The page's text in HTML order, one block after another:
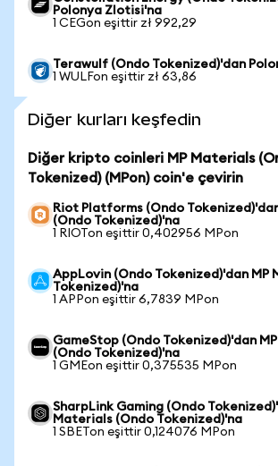
Polonya Zlotisi'na
1 CEGon eşittir zł 992,29
Terawulf (Ondo Tokenized)'dan
1 WULFon eşittir zł 63,86
Diğer kurları keşfedin
Diğer kripto coinleri MP Materials
Tokenized) (MPon) coin'e çevirin
Riot Platforms (Ondo
(Ondo Tokenized)'na
1 RIOTon eşittir 0,402956 MPon
AppLovin (Ondo Tokenized)'dan MP
Tokenized)'na
1 APPon eşittir 6,7839 MPon
GameStop (Ondo Tokenized)'dan
(Ondo Tokenized)'na
1 GMEon eşittir 0,375535 MPon
SharpLink Gaming (Ondo
Materials (Ondo Tokenized)'na
1 SBETon eşittir 0,124076 MPon